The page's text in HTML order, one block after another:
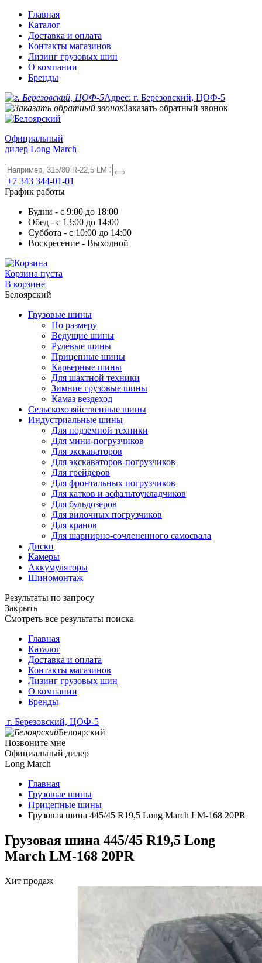
Главная
Каталог
Доставка и оплата
Контакты магазинов
Лизинг грузовых шин
О компании
Бренды
Адрес: г. Березовский, ЦОФ-5
Заказать обратный звонок
Официальный
дилер Long March
+7 343 344-01-01
График работы
Будни - с 9:00 до 18:00
Обед - с 13:00 до 14:00
Суббота - с 10:00 до 14:00
Воскресение - Выходной
Корзина пуста
В корзине
Белоярский
Грузовые шины
По размеру
Ведущие шины
Рулевые шины
Прицепные шины
Карьерные шины
Для шахтной техники
Зимние грузовые шины
Камаз вездеход
Сельскохозяйственные шины
Индустриальные шины
Для подземной техники
Для мини-погрузчиков
Для экскаваторов
Для экскаваторов-погрузчиков
Для грейдеров
Для фронтальных погрузчиков
Для катков и асфальтоукладчиков
Для бульдозеров
Для вилочных погрузчиков
Для кранов
Для шарнирно-сочлененного самосвала
Диски
Камеры
Аккумуляторы
Шиномонтаж
Результаты по запросу
Закрыть
Смотреть все результаты поиска
Главная
Каталог
Доставка и оплата
Контакты магазинов
Лизинг грузовых шин
О компании
Бренды
г. Березовский, ЦОФ-5
Белоярский
Позвоните мне
Официальный дилер
Long March
Главная
Грузовые шины
Прицепные шины
Грузовая шина 445/45 R19,5 Long March LM-168 20PR
Грузовая шина 445/45 R19,5 Long
March LM-168 20PR
Хит продаж